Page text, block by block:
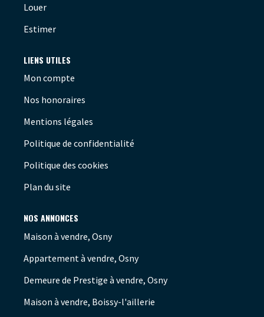
Louer
Estimer
LIENS UTILES
Mon compte
Nos honoraires
Mentions légales
Politique de confidentialité
Politique des cookies
Plan du site
NOS ANNONCES
Maison à vendre, Osny
Appartement à vendre, Osny
Demeure de Prestige à vendre, Osny
Maison à vendre, Boissy-l'aillerie